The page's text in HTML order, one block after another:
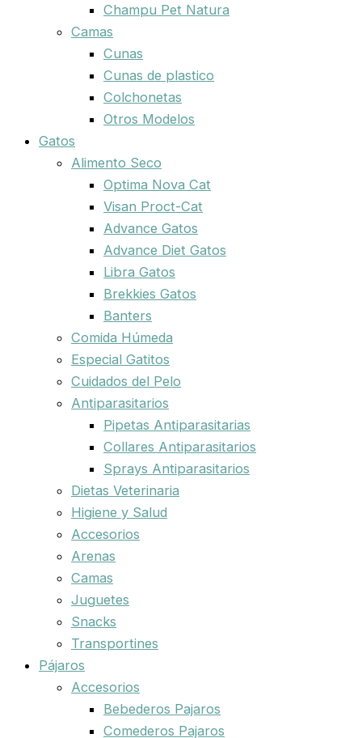
Champu Pet Natura
Camas
Cunas
Cunas de plastico
Colchonetas
Otros Modelos
Gatos
Alimento Seco
Optima Nova Cat
Visan Proct-Cat
Advance Gatos
Advance Diet Gatos
Libra Gatos
Brekkies Gatos
Banters
Comida Húmeda
Especial Gatitos
Cuidados del Pelo
Antiparasitarios
Pipetas Antiparasitarias
Collares Antiparasitarios
Sprays Antiparasitarios
Dietas Veterinaria
Higiene y Salud
Accesorios
Arenas
Camas
Juguetes
Snacks
Transportines
Pájaros
Accesorios
Bebederos Pajaros
Comederos Pajaros